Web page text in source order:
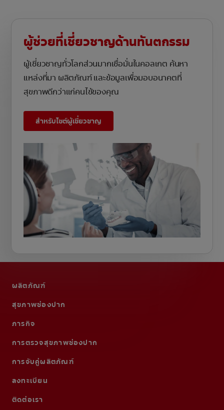
ผู้ช่วยที่เชี่ยวชาญด้านทันตกรรม
ผู้เชี่ยวชาญทั่วโลกส่วนมากเชื่อมั่นในคอลเกต ค้นหา
แหล่งที่มา ผลิตภัณฑ์ และข้อมูลเพื่อมอบอนาคตที่
สุขภาพดีกว่าแก่คนไข้ของคุณ
สำหรับไซต์ผู้เชี่ยวชาญ
ผลิตภัณฑ์
สุขภาพช่องปาก
ภารกิจ
การตรวจสุขภาพช่องปาก
การจับคู่ผลิตภัณฑ์
ลงทะเบียน
ติดต่อเรา